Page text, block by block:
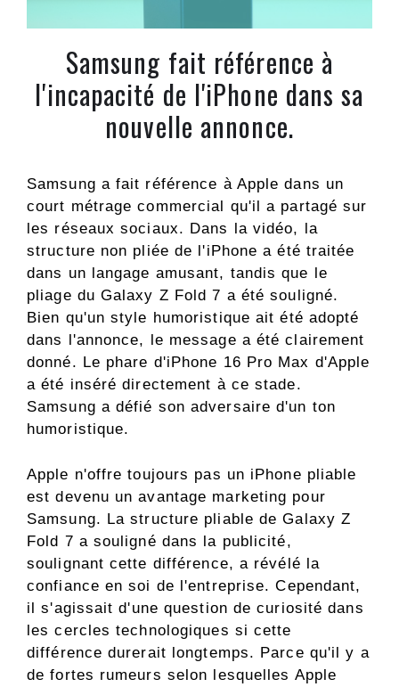
Samsung fait référence à
l'incapacité de l'iPhone dans sa
nouvelle annonce.
Samsung a fait référence à Apple dans un
court métrage commercial qu'il a partagé sur
les réseaux sociaux. Dans la vidéo, la
structure non pliée de l'iPhone a été traitée
dans un langage amusant, tandis que le
pliage du Galaxy Z Fold 7 a été souligné.
Bien qu'un style humoristique ait été adopté
dans l'annonce, le message a été clairement
donné. Le phare d'iPhone 16 Pro Max d'Apple
a été inséré directement à ce stade.
Samsung a défié son adversaire d'un ton
humoristique.
Apple n'offre toujours pas un iPhone pliable
est devenu un avantage marketing pour
Samsung. La structure pliable de Galaxy Z
Fold 7 a souligné dans la publicité,
soulignant cette différence, a révélé la
confiance en soi de l'entreprise. Cependant,
il s'agissait d'une question de curiosité dans
les cercles technologiques si cette
différence durerait longtemps. Parce qu'il y a
de fortes rumeurs selon lesquelles Apple